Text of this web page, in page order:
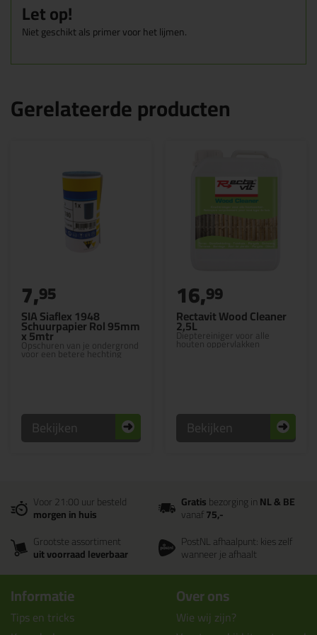
Let op!
Niet geschikt als primer voor het lijmen.
Gerelateerde producten
SIA Siaflex 1948
Schuurpapier Rol 95mm
x 5mtr
Opschuren van je ondergrond
voor een betere hechting
7,95
Bekijken
Rectavit Wood Cleaner
2,5L
Dieptereiniger voor alle
houten oppervlakken
16,99
Bekijken
Voor 21:00 uur besteld
morgen in huis
Gratisbezorging inNL & BE
vanaf75,-
Grootste assortiment
uit voorraad leverbaar
PostNL afhaalpunt: kies zelf
wanneer je afhaalt
Informatie
Tips en tricks
Over ons
Wie wij zijn?